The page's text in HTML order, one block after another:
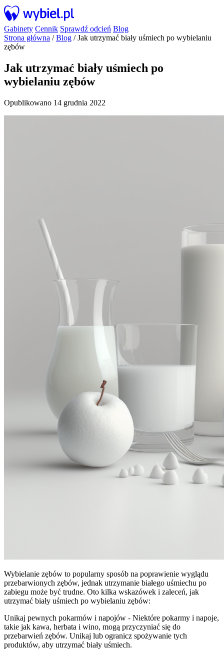
Gabinety Cennik Sprawdź odcień Blog
Strona główna /Blog /Jak utrzymać biały uśmiech po wybielaniu
zębów
Jak utrzymać biały uśmiech po
wybielaniu zębów
Opublikowano 14 grudnia 2022
Wybielanie zębów to popularny sposób na poprawienie wyglądu
przebarwionych zębów, jednak utrzymanie białego uśmiechu po
zabiegu może być trudne. Oto kilka wskazówek i zaleceń, jak
utrzymać biały uśmiech po wybielaniu zębów:
Unikaj pewnych pokarmów i napojów - Niektóre pokarmy i napoje,
takie jak kawa, herbata i wino, mogą przyczyniać się do
przebarwień zębów. Unikaj lub ogranicz spożywanie tych
produktów, aby utrzymać biały uśmiech.